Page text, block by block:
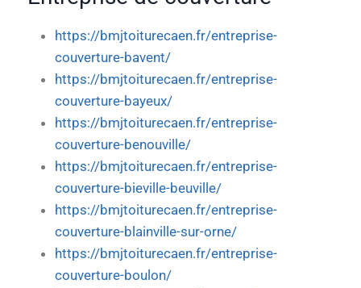
https://bmjtoiturecaen.fr/entreprise-
couverture-bavent/
https://bmjtoiturecaen.fr/entreprise-
couverture-bayeux/
https://bmjtoiturecaen.fr/entreprise-
couverture-benouville/
https://bmjtoiturecaen.fr/entreprise-
couverture-bieville-beuville/
https://bmjtoiturecaen.fr/entreprise-
couverture-blainville-sur-orne/
https://bmjtoiturecaen.fr/entreprise-
couverture-boulon/